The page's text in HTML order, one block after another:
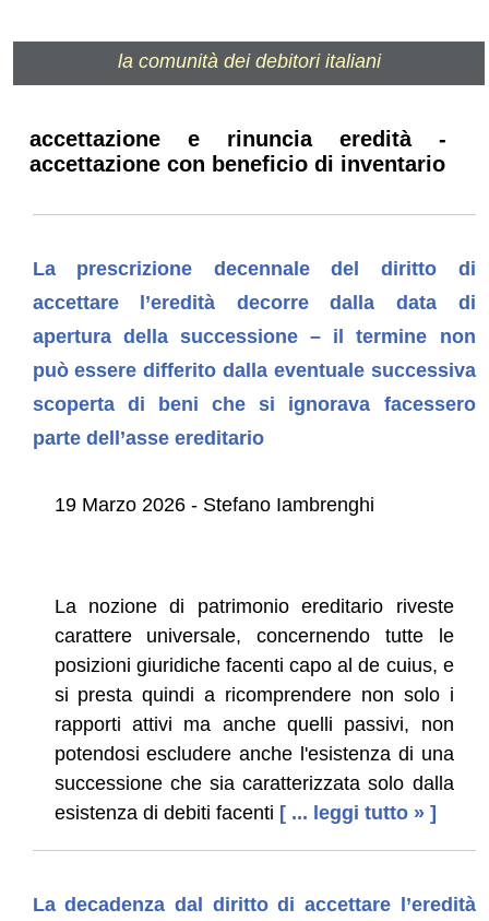
la comunità dei debitori italiani
accettazione e rinuncia eredità -
accettazione con beneficio di inventario
La prescrizione decennale del diritto di
accettare l’eredità decorre dalla data di
apertura della successione – il termine non
può essere differito dalla eventuale successiva
scoperta di beni che si ignorava facessero
parte dell’asse ereditario
19 Marzo 2026 - Stefano Iambrenghi
La nozione di patrimonio ereditario riveste
carattere universale, concernendo tutte le
posizioni giuridiche facenti capo al de cuius, e
si presta quindi a ricomprendere non solo i
rapporti attivi ma anche quelli passivi, non
potendosi escludere anche l'esistenza di una
successione che sia caratterizzata solo dalla
esistenza di debiti facenti [ ... leggi tutto » ]
La decadenza dal diritto di accettare l’eredità